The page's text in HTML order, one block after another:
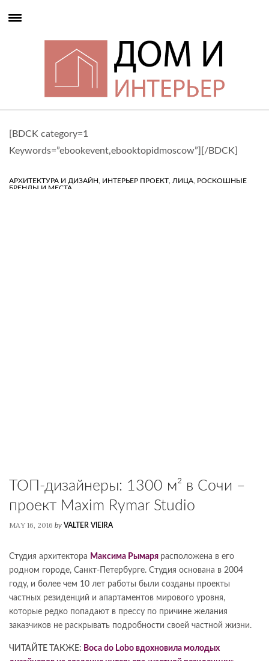
[BDCK category=1
Keywords=”ebookevent,ebooktopidmoscow”][/BDCK]
АРХИТЕКТУРА И ДИЗАЙН, ИНТЕРЬЕР ПРОЕКТ, ЛИЦА, РОСКОШНЫЕ
БРЕНДЫ И МЕСТА
ТОП-дизайнеры: 1300 м² в Сочи –
проект Maxim Rymar Studio
MAY 16, 2016 by VALTER VIEIRA
Студия архитектора Максима Рымаря расположена в его
родном городе, Санкт-Петербурге. Студия основана в 2004
году, и более чем 10 лет работы были созданы проекты
частных резиденций и апартаментов мирового уровня,
которые редко попадают в прессу по причине желания
заказчиков не раскрывать подробности своей частной жизни.
ЧИТАЙТЕ ТАКЖЕ: Boca do Lobo вдохновила молодых